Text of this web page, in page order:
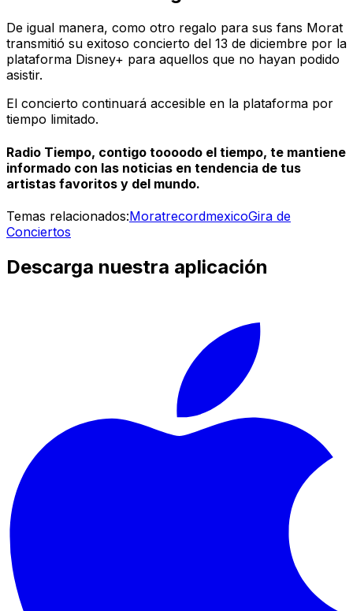
De igual manera, como otro regalo para sus fans Morat
transmitió su exitoso concierto del 13 de diciembre por la
plataforma Disney+ para aquellos que no hayan podido
asistir.
El concierto continuará accesible en la plataforma por
tiempo limitado.
Radio Tiempo, contigo toooodo el tiempo, te mantiene
informado con las noticias en tendencia de tus
artistas favoritos y del mundo.
Temas relacionados:MoratrecordmexicoGira de
Conciertos
Descarga nuestra aplicación